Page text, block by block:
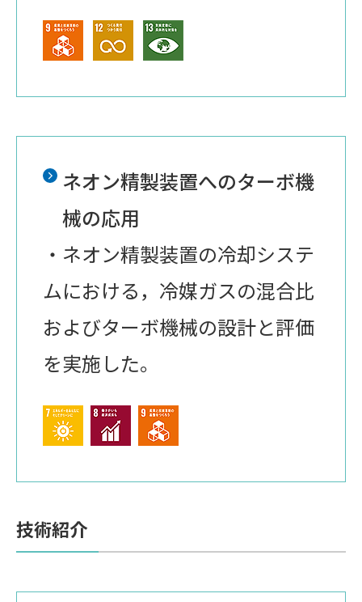
ネオン精製装置へのターボ機
械の応用
・ネオン精製装置の冷却システ
ムにおける，冷媒ガスの混合比
およびターボ機械の設計と評価
を実施した。
技術紹介